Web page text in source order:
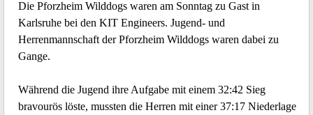
Die Pforzheim Wilddogs waren am Sonntag zu Gast in
Karlsruhe bei den KIT Engineers. Jugend- und
Herrenmannschaft der Pforzheim Wilddogs waren dabei zu
Gange.
Während die Jugend ihre Aufgabe mit einem 32:42 Sieg
bravourös löste, mussten die Herren mit einer 37:17 Niederlage